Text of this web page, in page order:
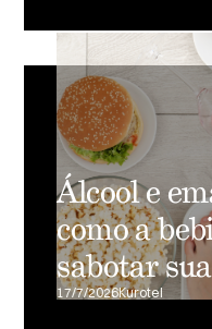
Álcool e
como a
sabotar
17/7/2026Kurotel